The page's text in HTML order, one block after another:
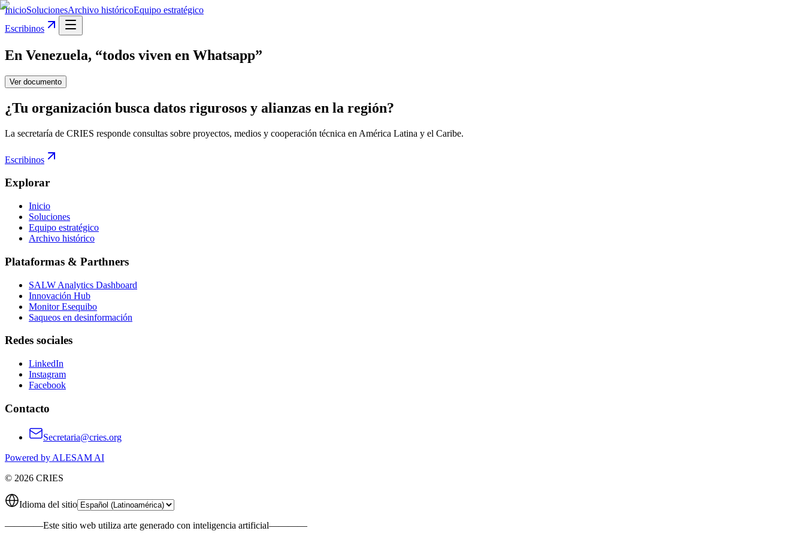
InicioSolucionesArchivo históricoEquipo estratégico
Escribinos
En Venezuela, “todos viven en Whatsapp”
Ver documento
¿Tu organización busca datos rigurosos y alianzas en la región?
La secretaría de CRIES responde consultas sobre proyectos, medios y cooperación técnica en América Latina y el Caribe.
Escribinos
Explorar
Inicio
Soluciones
Equipo estratégico
Archivo histórico
Plataformas & Parthners
SALW Analytics Dashboard
Innovación Hub
Monitor Esequibo
Saqueos en desinformación
Redes sociales
LinkedIn
Instagram
Facebook
Contacto
Secretaria@cries.org
Powered by ALESAM AI
© 2026 CRIES
Idioma del sitio
————Este sitio web utiliza arte generado con inteligencia artificial————